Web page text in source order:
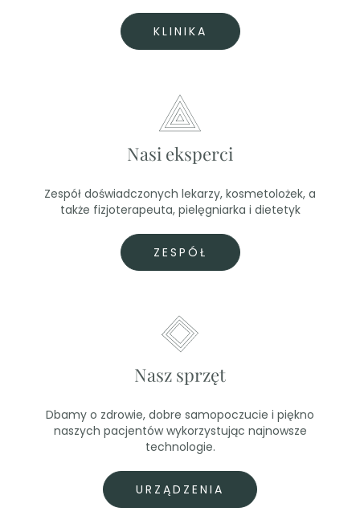
KLINIKA
Nasi eksperci
Zespół doświadczonych lekarzy, kosmetolożek, a
także fizjoterapeuta, pielęgniarka i dietetyk
ZESPÓŁ
Nasz sprzęt
Dbamy o zdrowie, dobre samopoczucie i piękno
naszych pacjentów wykorzystując najnowsze
technologie.
URZĄDZENIA